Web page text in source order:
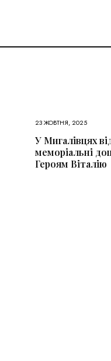
23 ЖОВТНЯ, 2025
У Мигалівцях
меморіальні
Героям Віталію